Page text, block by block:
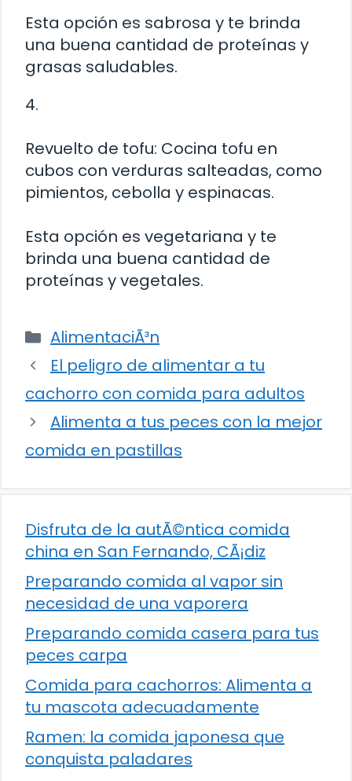
Esta opción es sabrosa y te brinda
una buena cantidad de proteínas y
grasas saludables.
4.
Revuelto de tofu: Cocina tofu en
cubos con verduras salteadas, como
pimientos, cebolla y espinacas.
Esta opción es vegetariana y te
brinda una buena cantidad de
proteínas y vegetales.
Categorías
AlimentaciÃ³n
El peligro de alimentar a tu
cachorro con comida para adultos
Alimenta a tus peces con la mejor
comida en pastillas
Disfruta de la autÃ©ntica comida
china en San Fernando, CÃ¡diz
Preparando comida al vapor sin
necesidad de una vaporera
Preparando comida casera para tus
peces carpa
Comida para cachorros: Alimenta a
tu mascota adecuadamente
Ramen: la comida japonesa que
conquista paladares